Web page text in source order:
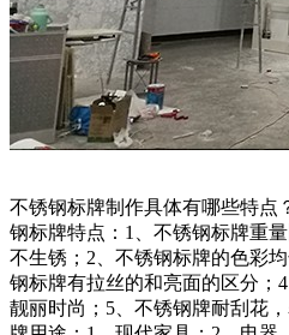
不锈钢标牌制作具体有哪些特点
钢标牌特点：1、不锈钢标牌重
不生锈；2、不锈钢标牌的色彩
钢标牌有拉丝的和亮面的区分；
靓丽时尚；5、不锈钢牌耐刮花